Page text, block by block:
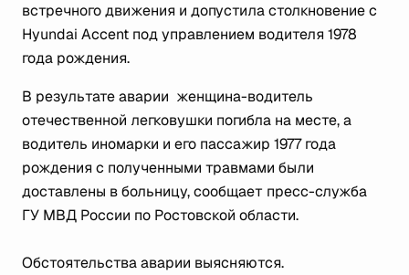
встречного движения и допустила столкновение с
Hyundai Accent под управлением водителя 1978
года рождения.
В результате аварии женщина-водитель
отечественной легковушки погибла на месте, а
водитель иномарки и его пассажир 1977 года
рождения с полученными травмами были
доставлены в больницу, сообщает пресс-служба
ГУ МВД России по Ростовской области.
Обстоятельства аварии выясняются.